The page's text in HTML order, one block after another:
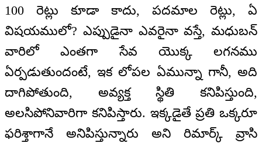
100 రెట్లు కూడా కాదు, పదమాల రెట్లు, ఏ
విషయములో? ఎప్పుడైనా ఎవరైనా వస్తే, మధుబన్
వారిలో ఎంతగా సేవ యొక్క లగనము
ఏర్పడుతుందంటే, ఇక లోపల ఏమున్నా గానీ, అది
దాగిపోతుంది, అవ్యక్త స్థితి కనిపిస్తుంది,
అలసిపోనివారిగా కనిపిస్తారు. ఇక్కడైతే ప్రతి ఒక్కరూ
ఫరిశ్తాగానే అనిపిస్తున్నారు అని రిమార్క్ వ్రాసి